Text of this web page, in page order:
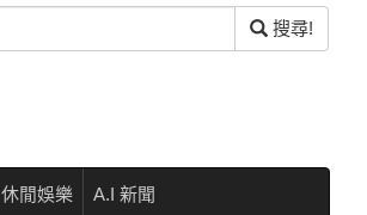
搜尋!
休閒娛樂 A.I 新聞